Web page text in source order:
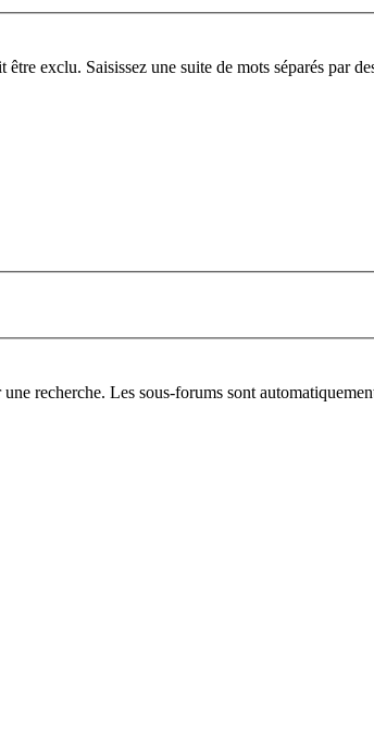
exclu. Saisissez une suite de mots séparés par
recherche. Les sous-forums sont